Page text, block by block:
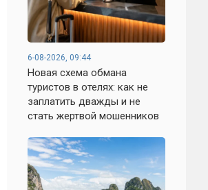
6-08-2026, 09:44
Новая схема обмана
туристов в отелях: как не
заплатить дважды и не
стать жертвой мошенников